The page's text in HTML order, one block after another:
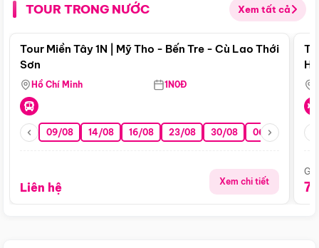
TOUR TRONG NƯỚC Xem tất cả
Điểm nổi bật
Tour Miền Tây 1N | Mỹ Tho - Bến Tre - Cù Lao Thới
Sơn
Hồ Chí Minh 1N0Đ
09/08 14/08 16/08 23/08 30/08 06/09 13/09
Liên hệ Xem chi tiết